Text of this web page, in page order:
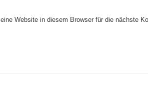
Website in diesem Browser für die nächste